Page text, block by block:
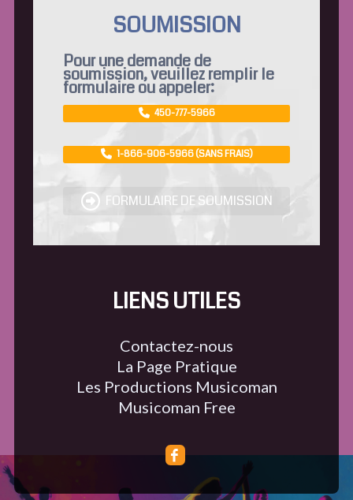
SOUMISSION
Pour une demande de
soumission, veuillez remplir le
formulaire ou appeler:
450-777-5966
1-866-906-5966 (SANS FRAIS)
FORMULAIRE DE SOUMISSION
LIENS UTILES
Contactez-nous
La Page Pratique
Les Productions Musicoman
Musicoman Free